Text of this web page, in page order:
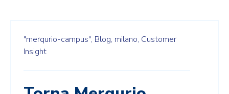
"merqurio-campus", Blog, milano, Customer
Insight